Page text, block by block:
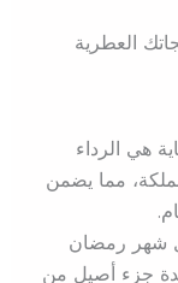
العطرية
هي الرداء
مما يضمن
رمضان
جزء أصيل من